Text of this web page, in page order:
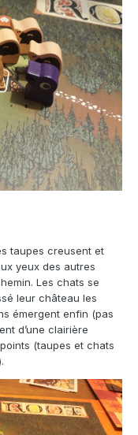
taupes creusent et
yeux des autres
Les chats se
leur château les
émergent enfin (pas
d’une clairière
(taupes et chats